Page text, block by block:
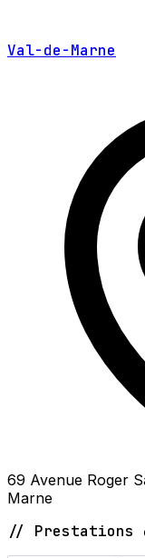
Val-de-Marne
69 Avenue Roger
Marne
// Prestations